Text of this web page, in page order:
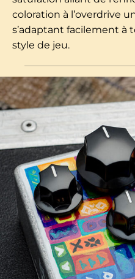
coloration à l’overdrive
s’adaptant facilement à
style de jeu.